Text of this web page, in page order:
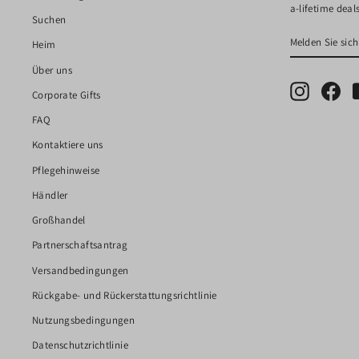
Suchen
Heim
Über uns
Corporate Gifts
FAQ
Kontaktiere uns
Pflegehinweise
Händler
Großhandel
Partnerschaftsantrag
Versandbedingungen
Rückgabe- und Rückerstattungsrichtlinie
Nutzungsbedingungen
Datenschutzrichtlinie
a-lifetime
MELDEN
FÜR
UNSERE
ABONNIEREN
Instagram